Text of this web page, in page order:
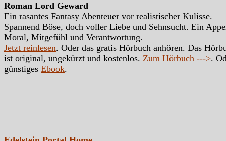
Roman Lord Geward
Ein rasantes Fantasy Abenteuer vor realistischer Kulisse.
Spannend Böse, doch voller Liebe und Sehnsucht. Ein
Moral, Mitgefühl und Verantwortung.
Jetzt reinlesen. Oder das gratis Hörbuch anhören. Das
ist original, ungekürzt und kostenlos. Zum Hörbuch --->.
günstiges Ebook.